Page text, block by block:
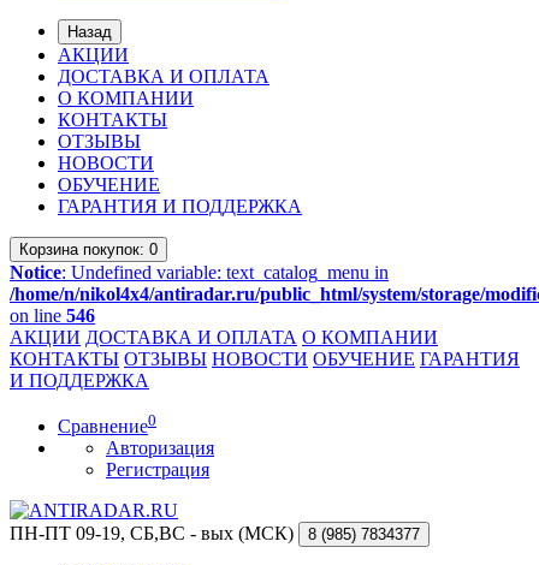
Назад
АКЦИИ
ДОСТАВКА И ОПЛАТА
О КОМПАНИИ
КОНТАКТЫ
ОТЗЫВЫ
НОВОСТИ
ОБУЧЕНИЕ
ГАРАНТИЯ И ПОДДЕРЖКА
Корзинапокупок: 0
Notice: Undefined variable: text_catalog_menu in
/home/n/nikol4x4/antiradar.ru/public_html/system/storage/
on line 546
АКЦИИ ДОСТАВКА И ОПЛАТА О КОМПАНИИ
КОНТАКТЫ ОТЗЫВЫ НОВОСТИ ОБУЧЕНИЕ ГАРАНТИЯ
И ПОДДЕРЖКА
Сравнение0
Авторизация
Регистрация
ПН-ПТ 09-19, СБ,ВС - вых (МСК) 8 (985) 7834377